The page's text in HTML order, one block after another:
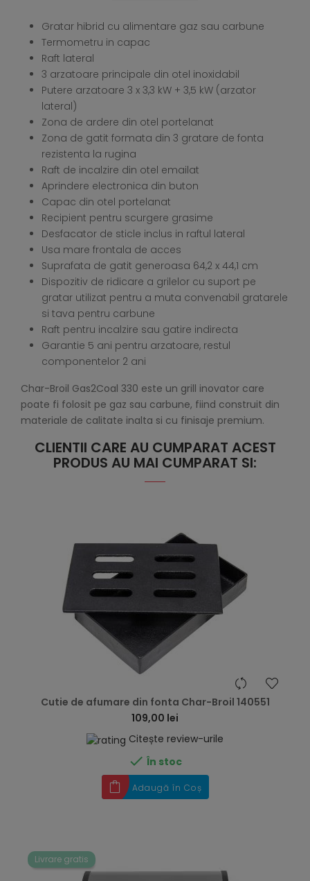
Gratar hibrid cu alimentare gaz sau carbune
Termometru in capac
Raft lateral
3 arzatoare principale din otel inoxidabil
Putere arzatoare 3 x 3,3 kW + 3,5 kW (arzator
lateral)
Zona de ardere din otel portelanat
Zona de gatit formata din 3 gratare de fonta
rezistenta la rugina
Raft de incalzire din otel emailat
Aprindere electronica din buton
Capac din otel portelanat
Recipient pentru scurgere grasime
Desfacator de sticle inclus in raftul lateral
Usa mare frontala de acces
Suprafata de gatit generoasa 64,2 x 44,1 cm
Dispozitiv de ridicare a grilelor cu suport pe
gratar utilizat pentru a muta convenabil gratarele
si tava pentru carbune
Raft pentru incalzire sau gatire indirecta
Garantie 5 ani pentru arzatoare, restul
componentelor 2 ani
Char-Broil Gas2Coal 330 este un grill inovator care
poate fi folosit pe gaz sau carbune, fiind construit din
materiale de calitate inalta si cu finisaje premium.
CLIENTII CARE AU CUMPARAT ACEST
PRODUS AU MAI CUMPARAT SI:
Cutie de afumare din fonta Char-Broil 140551
109,00 lei
Citește review-urile
 În stoc
Adaugă în Coș
Livrare gratis